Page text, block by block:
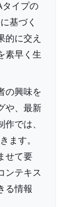
タイプの
基づく
的に交え
素早く生
の興味を
や、最新
では、
ます。
せて要
ンテキス
る情報